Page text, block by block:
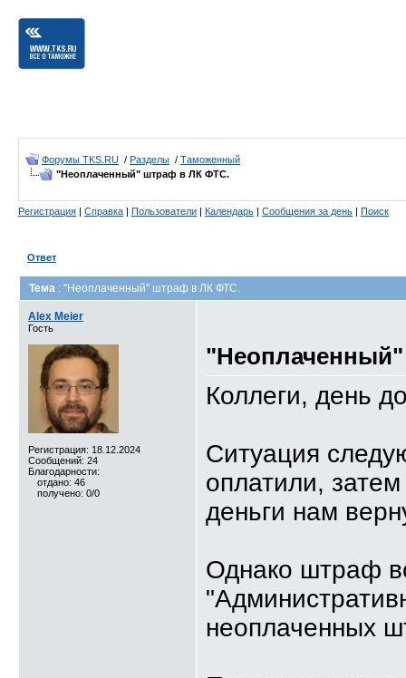
Форумы TKS.RU / Разделы / Таможенный
"Неоплаченный" штраф в ЛК ФТС.
Регистрация | Справка | Пользователи | Календарь | Сообщения за день | Поиск
Ответ
Тема : "Неоплаченный" штраф в ЛК ФТС.
Alex Meier
Гость
Регистрация: 18.12.2024
Сообщений: 24
Благодарности:
отдано: 46
получено: 0/0
Коллеги, день
Ситуация
оплатили,
деньги нам
Однако штраф
неоплаченных